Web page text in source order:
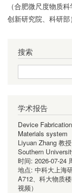
（合肥微尺度物质
创新研究院、科研部）
搜索
Search
学术报告
Device
Materials system
Liyuan Zhang 教授
Southern
时间: 2026-07-24
地点: 中科大上海
A712、科大物质
视频）